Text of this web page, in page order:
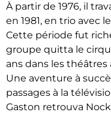
À partir de 1976, il
en 1981, en trio avec
Cette période fut
groupe quitta le
ans dans les théâtres
Une aventure à
passages à la
Gaston retrouva